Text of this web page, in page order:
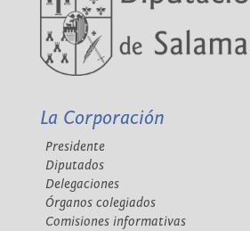
La Corporación
Presidente
Diputados
Delegaciones
Órganos colegiados
Comisiones informativas